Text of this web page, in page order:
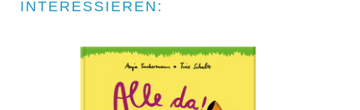
INTERESSIEREN: